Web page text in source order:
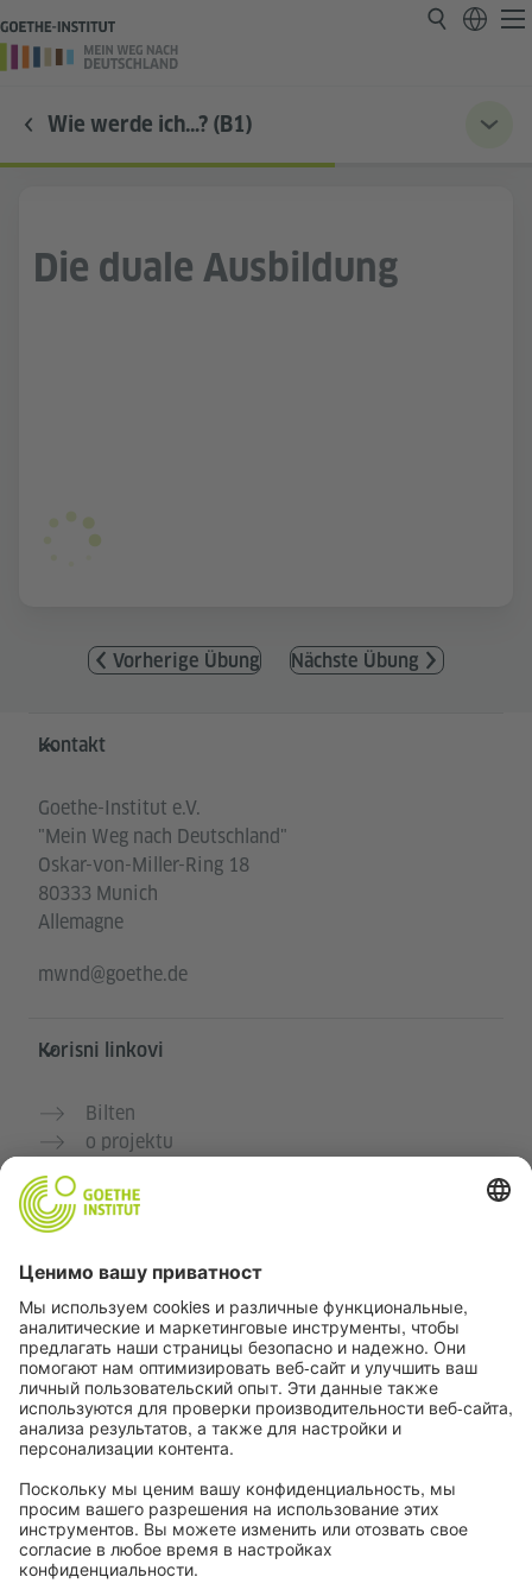
Wie werde ich…? (B1)
Die duale Ausbildung
Vorherige Übung Nächste Übung
Service- und Informationsbereich
Kontakt
Goethe-Institut e.V.
"Mein Weg nach Deutschland"
Oskar-von-Miller-Ring 18
80333 Munich
Allemagne
mwnd@goethe.de
Korisni linkovi
Bilten
o projektu
Zajednica „Deutsch für dich“
Vežbajte nemački besplatno
Kurse nemačkog jezika Goethe-Instituta
Portal za nastavnike „Deutschstunde“
Privatnost i pristupačnost
Podešavanja privatnosti